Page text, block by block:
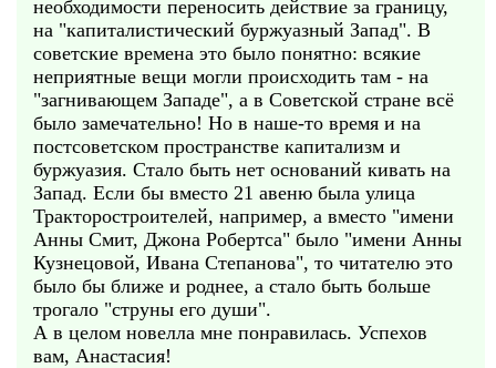
необходимости переносить действие за границу,
на "капиталистический буржуазный Запад". В
советские времена это было понятно: всякие
неприятные вещи могли происходить там - на
"загнивающем Западе", а в Советской стране всё
было замечательно! Но в наше-то время и на
постсоветском пространстве капитализм и
буржуазия. Стало быть нет оснований кивать на
Запад. Если бы вместо 21 авеню была улица
Тракторостроителей, например, а вместо "имени
Анны Смит, Джона Робертса" было "имени Анны
Кузнецовой, Ивана Степанова", то читателю это
было бы ближе и роднее, а стало быть больше
трогало "струны его души".
А в целом новелла мне понравилась. Успехов
вам, Анастасия!